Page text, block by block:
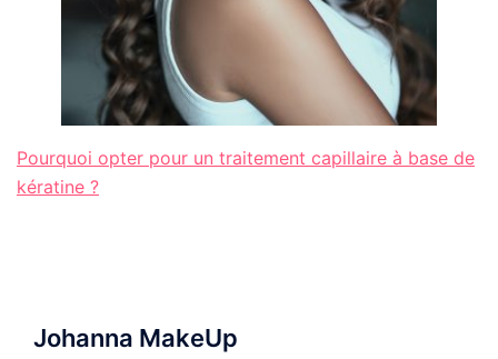
Pourquoi opter pour un traitement capillaire à base de
kératine ?
Johanna MakeUp